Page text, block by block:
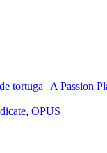
tortuga | A Passion
, OPUS